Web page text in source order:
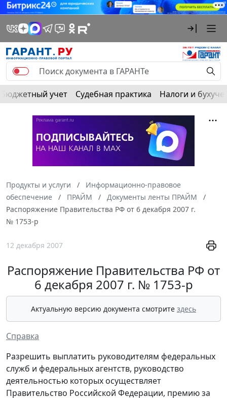
Бюджетный учет Судебная практика Налоги и
Продукты и услуги
Информационно-правовое
обеспечение
ПРАЙМ
Документы ленты ПРАЙМ
Распоряжение Правительства РФ от 6 декабря 2007 г.
№ 1753-р
12 декабря 2007
Распоряжение Правительства РФ от
6 декабря 2007 г. № 1753-р
Актуальную версию документа смотрите здесь
Справка
Разрешить выплатить руководителям федеральных
служб и федеральных агентств, руководство
деятельностью которых осуществляет
Правительство Российской Федерации, премию за